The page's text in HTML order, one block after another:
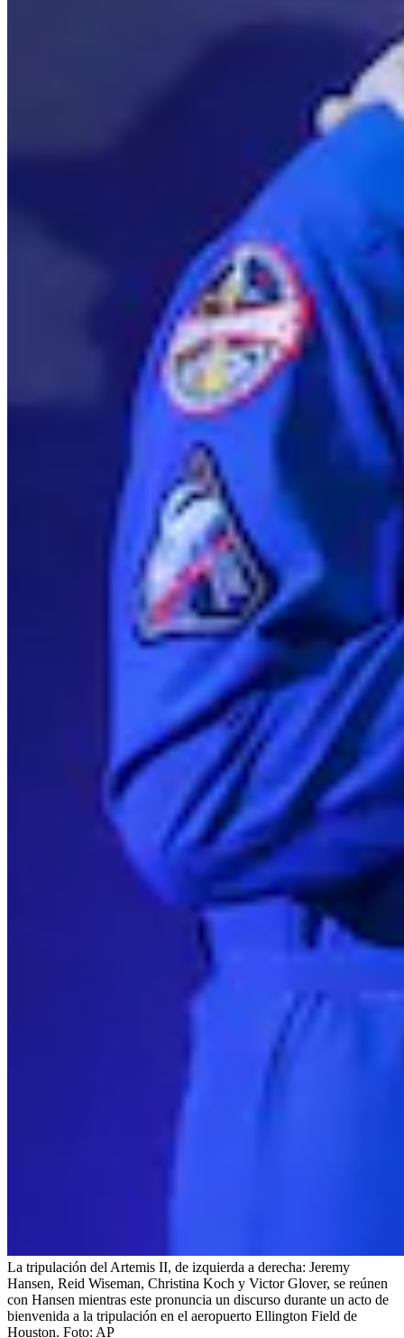
La tripulación del Artemis II, de izquierda a derecha: Jeremy
Hansen, Reid Wiseman, Christina Koch y Victor Glover, se reúnen
con Hansen mientras este pronuncia un discurso durante un acto de
bienvenida a la tripulación en el aeropuerto Ellington Field de
Houston. Foto: AP